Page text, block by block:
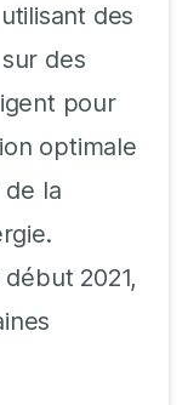
des
des
pour
optimale
la
2021,